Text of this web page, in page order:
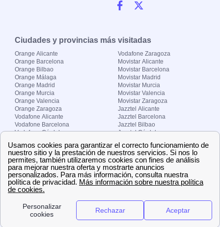
Ciudades y provincias más visitadas
Orange Alicante
Orange Barcelona
Orange Bilbao
Orange Málaga
Orange Madrid
Orange Murcia
Orange Valencia
Orange Zaragoza
Vodafone Alicante
Vodafone Barcelona
Vodafone Córdoba
Vodafone Madrid
Vodafone Murcia
Vodafone Valencia
Vodafone Zaragoza
Movistar Alicante
Movistar Barcelona
Movistar Madrid
Movistar Murcia
Movistar Valencia
Movistar Zaragoza
Jazztel Alicante
Jazztel Barcelona
Jazztel Bilbao
Jazztel Córdoba
Jazztel Málaga
Jazztel Valencia
Jazztel Zaragoza
Sobre Zona-internet.com
¿Quiénes somos?
El grupo papernest
Aviso legal Nuestras ofertas de trabajo